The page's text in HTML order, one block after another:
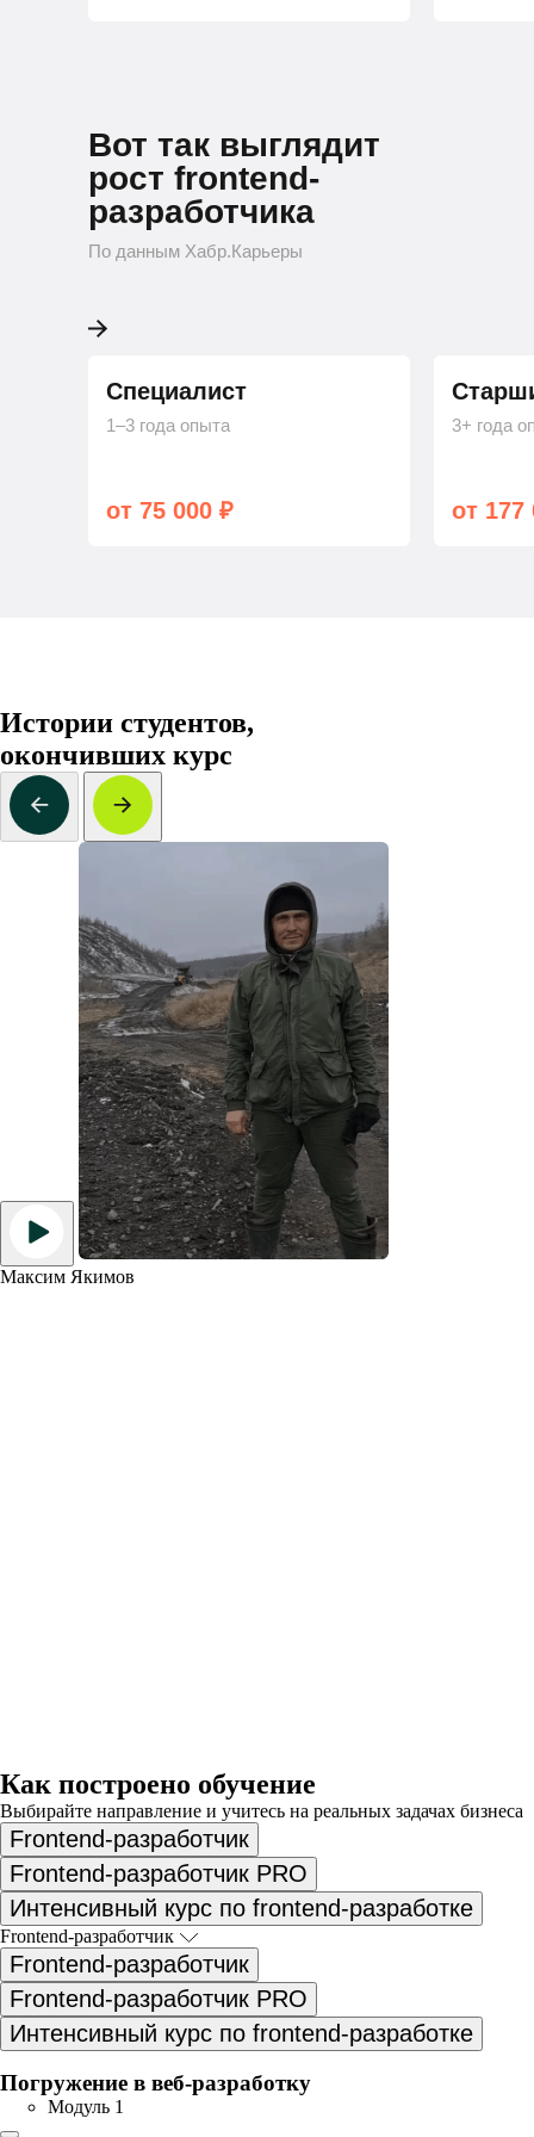
Вот так выглядит
рост frontend-
разработчика
По данным Хабр.Карьеры
Специалист
1–3 года опыта
от 75 000 ₽
3+ года
от 177
Истории студентов,
окончивших курс
Максим Якимов
Как построено обучение
Выбирайте направление и учитесь на реальных задачах бизнеса
Frontend-разработчик
Frontend-разработчик PRO
Интенсивный курс по frontend-разработке
Frontend-разработчик
Frontend-разработчик
Frontend-разработчик PRO
Интенсивный курс по frontend-разработке
Погружение в веб-разработку
Модуль 1